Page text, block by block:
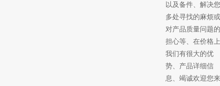
以及备件、解决您
多处寻找的麻烦或
对产品质量问题的
担心等、在价格上
我们有很大的优
势、产品详细信
息、竭诚欢迎您来